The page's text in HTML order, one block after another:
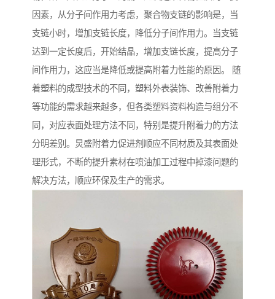
因素，从分子间作用力考虑，聚合物支链的影响是，当
支链小时，增加支链长度，降低分子间作用力。当支链
达到一定长度后，开始结晶，增加支链长度，提高分子
间作用力，这应当是降低或提高附着力性能的原因。 随
着塑料的成型技术的不同，塑料外表装饰、改善附着力
等功能的需求越来越多，但各类塑料资料构造与组分不
同，对应表面处理方法不同，特别是提升附着力的方法
分明差别。炅盛附着力促进剂顺应不同材质及其表面处
理形式，不断的提升素材在喷油加工过程中掉漆问题的
解决方法，顺应环保及生产的需求。